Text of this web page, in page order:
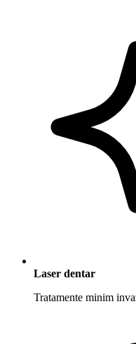
Laser dentar
Tratamente minim